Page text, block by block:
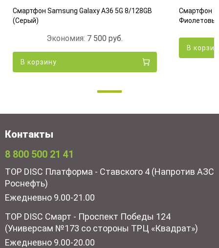
Смартфон Samsung Galaxy A36 5G 8/128GB
(Серый)
Экономия: 7 500руб.
В корзину
Смартфон
В
Контакты
8 800 500 21 41
TOP DISC Платформа - Ставского 4 (Напротив АЗС
Роснефть)
Ежедневно 9.00-21.00
TOP DISC Смарт - Проспект Победы 124
(Универсам №173 со стороны ТРЦ «Квадрат»)
Ежедневно 9.00-20.00